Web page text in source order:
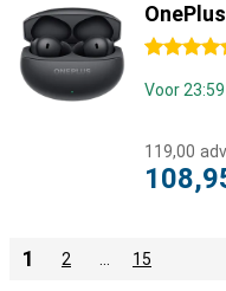
4.5 sterren
Voor
119,00
1 2 15